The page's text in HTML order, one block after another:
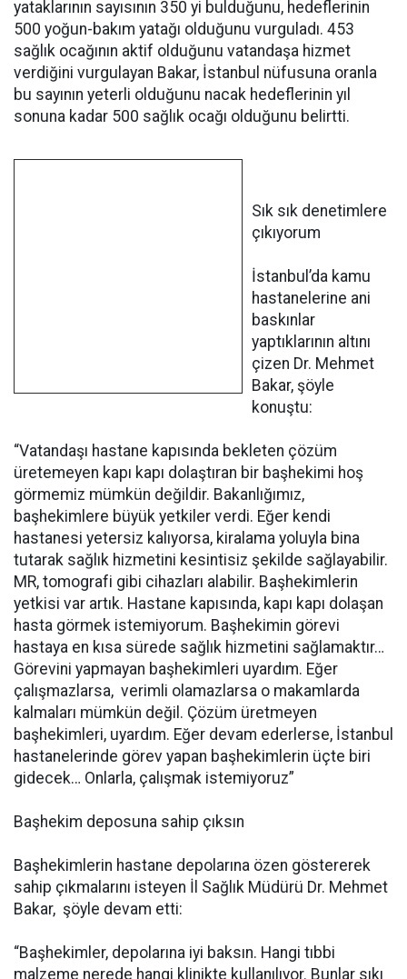
yataklarının sayısının 350 yi bulduğunu, hedeflerinin
500 yoğun-bakım yatağı olduğunu vurguladı. 453
sağlık ocağının aktif olduğunu vatandaşa hizmet
verdiğini vurgulayan Bakar, İstanbul nüfusuna oranla
bu sayının yeterli olduğunu nacak hedeflerinin yıl
sonuna kadar 500 sağlık ocağı olduğunu belirtti.
Sık sık denetimlere
çıkıyorum
İstanbul’da kamu
hastanelerine ani
baskınlar
yaptıklarının altını
çizen Dr. Mehmet
Bakar, şöyle
konuştu:
“Vatandaşı hastane kapısında bekleten çözüm
üretemeyen kapı kapı dolaştıran bir başhekimi hoş
görmemiz mümkün değildir. Bakanlığımız,
başhekimlere büyük yetkiler verdi. Eğer kendi
hastanesi yetersiz kalıyorsa, kiralama yoluyla bina
tutarak sağlık hizmetini kesintisiz şekilde sağlayabilir.
MR, tomografi gibi cihazları alabilir. Başhekimlerin
yetkisi var artık. Hastane kapısında, kapı kapı dolaşan
hasta görmek istemiyorum. Başhekimin görevi
hastaya en kısa sürede sağlık hizmetini sağlamaktır…
Görevini yapmayan başhekimleri uyardım. Eğer
çalışmazlarsa, verimli olamazlarsa o makamlarda
kalmaları mümkün değil. Çözüm üretmeyen
başhekimleri, uyardım. Eğer devam ederlerse, İstanbul
hastanelerinde görev yapan başhekimlerin üçte biri
gidecek… Onlarla, çalışmak istemiyoruz”
Başhekim deposuna sahip çıksın
Başhekimlerin hastane depolarına özen göstererek
sahip çıkmalarını isteyen İl Sağlık Müdürü Dr. Mehmet
Bakar, şöyle devam etti:
“Başhekimler, depolarına iyi baksın. Hangi tıbbi
malzeme nerede hangi klinikte kullanılıyor. Bunlar sıkı